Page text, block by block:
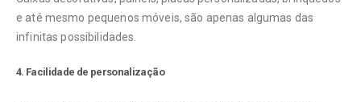
e até mesmo pequenos móveis, são apenas algumas das
infinitas possibilidades.
4. Facilidade de personalização